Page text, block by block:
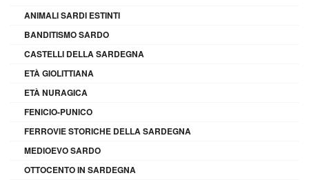
ANIMALI SARDI ESTINTI
BANDITISMO SARDO
CASTELLI DELLA SARDEGNA
ETÀ GIOLITTIANA
ETÀ NURAGICA
FENICIO-PUNICO
FERROVIE STORICHE DELLA SARDEGNA
MEDIOEVO SARDO
OTTOCENTO IN SARDEGNA